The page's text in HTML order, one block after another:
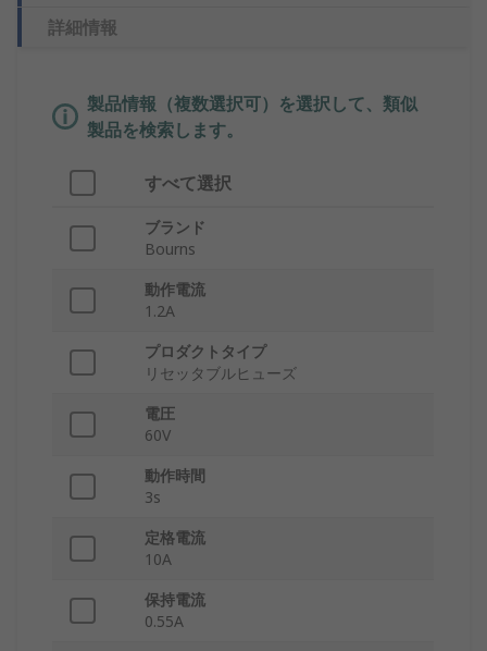
詳細情報
製品情報（複数選択可）を選択して、類似
製品を検索します。
すべて選択
ブランド
Bourns
動作電流
1.2A
プロダクトタイプ
リセッタブルヒューズ
電圧
60V
動作時間
3s
定格電流
10A
保持電流
0.55A